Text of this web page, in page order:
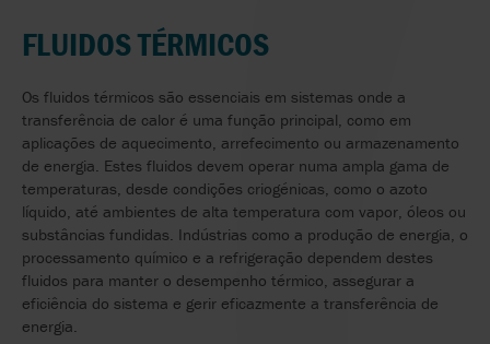
FLUIDOS TÉRMICOS
Os fluidos térmicos são essenciais em sistemas onde a
transferência de calor é uma função principal, como em
aplicações de aquecimento, arrefecimento ou armazenamento
de energia. Estes fluidos devem operar numa ampla gama de
temperaturas, desde condições criogénicas, como o azoto
líquido, até ambientes de alta temperatura com vapor, óleos ou
substâncias fundidas. Indústrias como a produção de energia, o
processamento químico e a refrigeração dependem destes
fluidos para manter o desempenho térmico, assegurar a
eficiência do sistema e gerir eficazmente a transferência de
energia.